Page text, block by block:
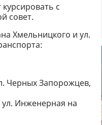
с
совет.
Хмельницкого и ул.
Черных Запорожцев,
Инженерная на